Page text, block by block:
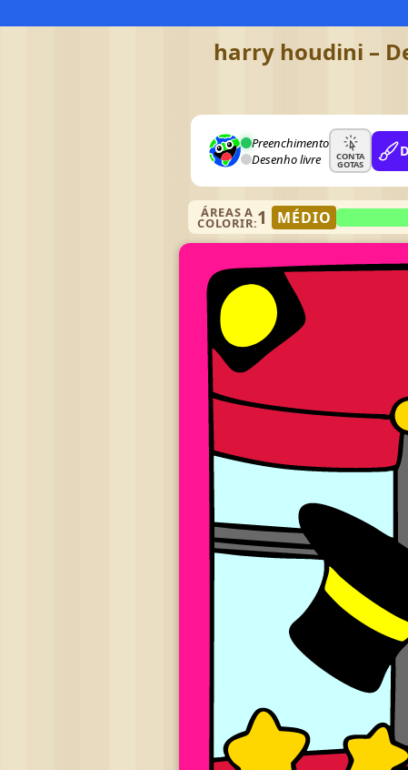
harry houdini –
Preenchimento
Desenho livre
CONTA
GOTAS
ÁREAS A
COLORIR:1 MÉDIO